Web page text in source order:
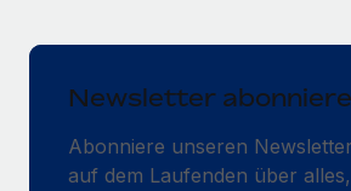
Newsletter
Abonniere unseren
auf dem Laufenden über